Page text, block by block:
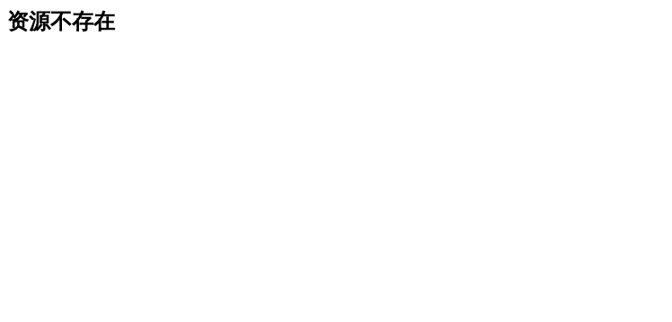
资源不存在